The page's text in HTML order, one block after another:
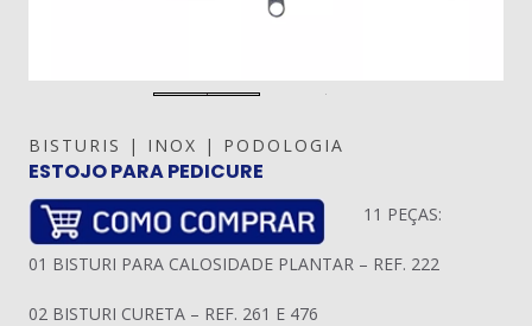
BISTURIS | INOX | PODOLOGIA
ESTOJO PARA PEDICURE
11 PEÇAS:
01 BISTURI PARA CALOSIDADE PLANTAR – REF. 222
02 BISTURI CURETA – REF. 261 E 476